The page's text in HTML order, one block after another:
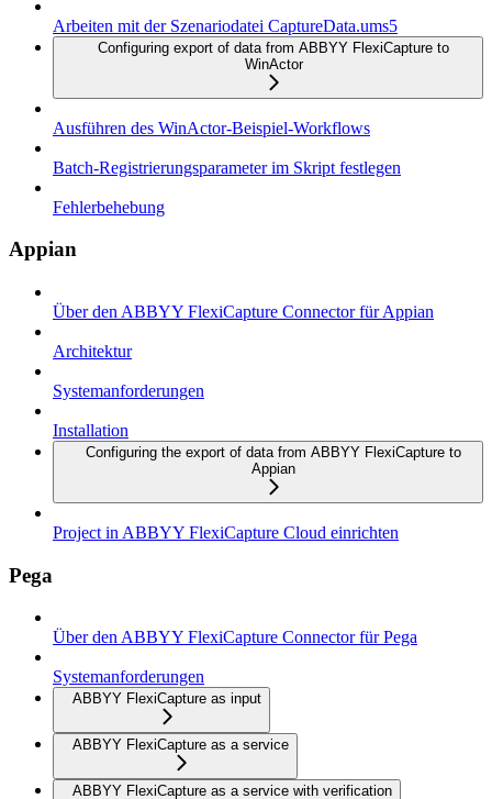
Arbeiten mit der Szenariodatei CaptureData.ums5
Configuring export of data from ABBYY FlexiCapture to
WinActor
Ausführen des WinActor-Beispiel-Workflows
Batch-Registrierungsparameter im Skript festlegen
Fehlerbehebung
Appian
Über den ABBYY FlexiCapture Connector für Appian
Architektur
Systemanforderungen
Installation
Configuring the export of data from ABBYY FlexiCapture to
Appian
Project in ABBYY FlexiCapture Cloud einrichten
Pega
Über den ABBYY FlexiCapture Connector für Pega
Systemanforderungen
ABBYY FlexiCapture as input
ABBYY FlexiCapture as a service
ABBYY FlexiCapture as a service with verification